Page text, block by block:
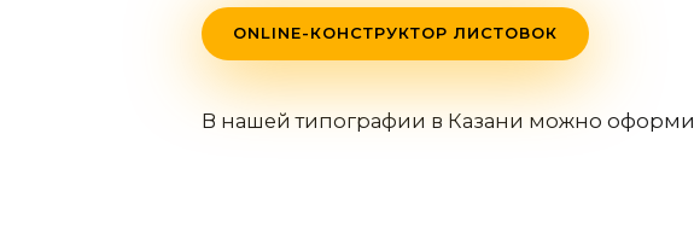
ONLINE-КОНСТРУКТОР ЛИСТОВОК
В нашей типографии в Казани можно